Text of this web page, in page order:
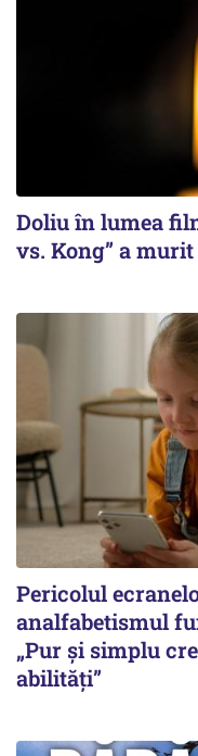
Doliu în lumea
vs. Kong” a
Pericolul
analfabetismul
„Pur și simplu
abilități”